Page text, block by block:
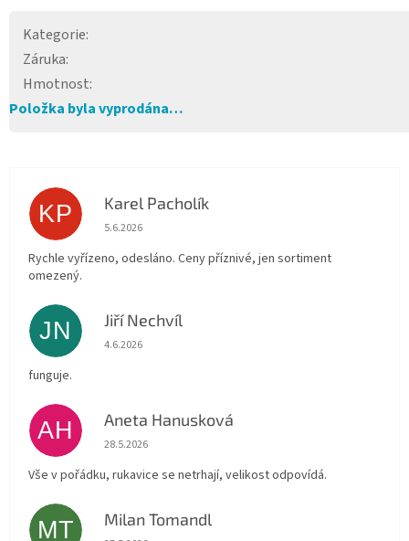
Kategorie:
Záruka:
Hmotnost:
Položka byla vyprodána…
KP Karel Pacholík
Hodnocení obchodu je 4 z 5 hvězdiček.
5.6.2026
Rychle vyřízeno, odesláno. Ceny příznivé, jen sortiment
omezený.
JN Jiří Nechvíl
Hodnocení obchodu je 5 z 5 hvězdiček.
4.6.2026
funguje.
AH Aneta Hanusková
Hodnocení obchodu je 5 z 5 hvězdiček.
28.5.2026
Vše v pořádku, rukavice se netrhají, velikost odpovídá.
MT Milan Tomandl